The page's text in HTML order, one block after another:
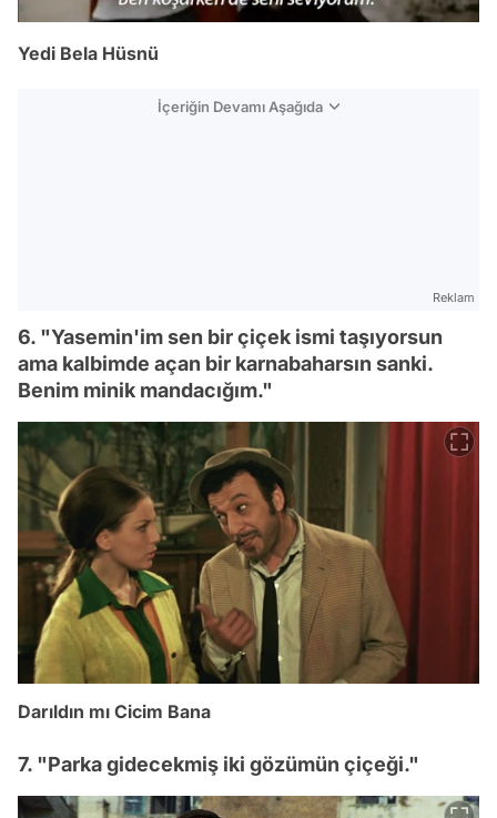
Yedi Bela Hüsnü
İçeriğin Devamı Aşağıda
Reklam
6. "Yasemin'im sen bir çiçek ismi taşıyorsun
ama kalbimde açan bir karnabaharsın sanki.
Benim minik mandacığım."
Darıldın mı Cicim Bana
7. "Parka gidecekmiş iki gözümün çiçeği."